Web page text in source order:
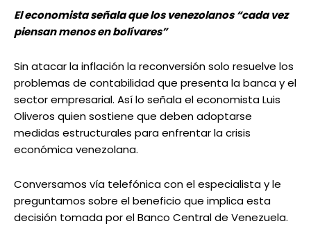
El economista señala que los venezolanos “cada vez
piensan menos en bolívares”
Sin atacar la inflación la reconversión solo resuelve los
problemas de contabilidad que presenta la banca y el
sector empresarial. Así lo señala el economista Luis
Oliveros quien sostiene que deben adoptarse
medidas estructurales para enfrentar la crisis
económica venezolana.
Conversamos vía telefónica con el especialista y le
preguntamos sobre el beneficio que implica esta
decisión tomada por el Banco Central de Venezuela.